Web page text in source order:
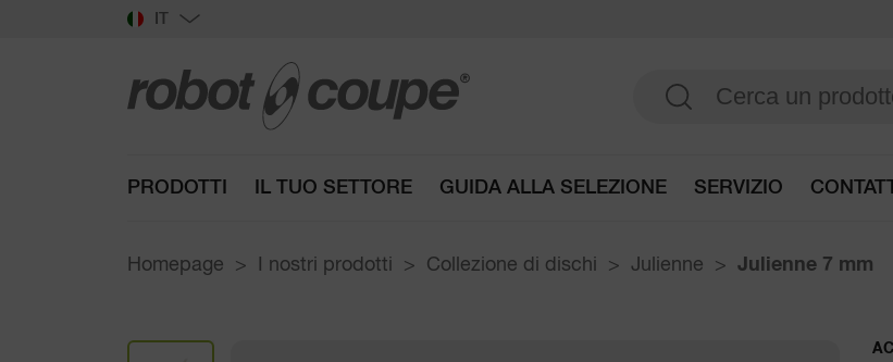
IT
PRODOTTI IL TUO SETTORE GUIDA ALLA SELEZIONE SERVIZIO
Homepage I nostri prodotti Collezione di dischi Julienne Julienne 7 mm
Accedi guida alla selezione